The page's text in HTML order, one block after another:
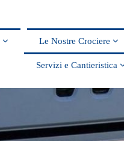
Le Nostre Crociere
Servizi e Cantieristica